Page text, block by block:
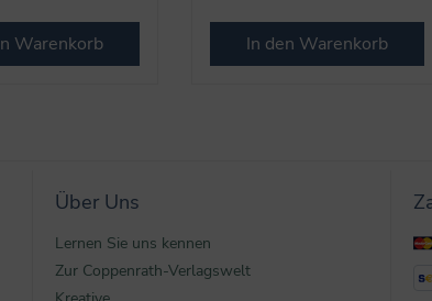
Warenkorb In den Warenkorb
Über Uns
Lernen Sie uns kennen
Zur Coppenrath-Verlagswelt